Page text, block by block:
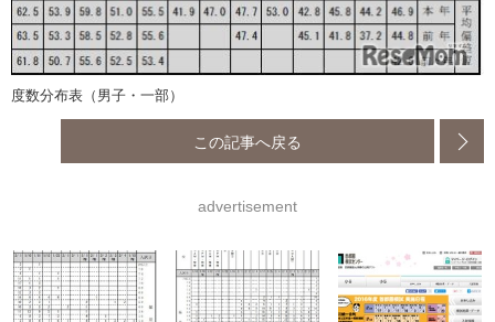
度数分布表（男子・一部）
この記事へ戻る
advertisement